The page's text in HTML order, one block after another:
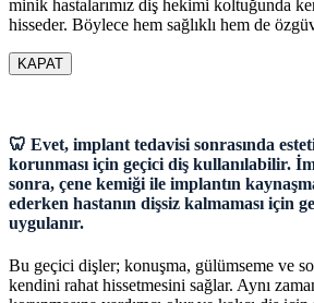
minik hastalarımız diş hekimi koltuğunda
hisseder. Böylece hem sağlıklı hem de
KAPAT
🦷 Evet, implant tedavisi sonrasında
korunması için geçici diş kullanılabilir.
sonra, çene kemiği ile implantın
ederken hastanın dişsiz kalmaması için
uygulanır.
Bu geçici dişler; konuşma, gülümseme ve
kendini rahat hissetmesini sağlar. Aynı